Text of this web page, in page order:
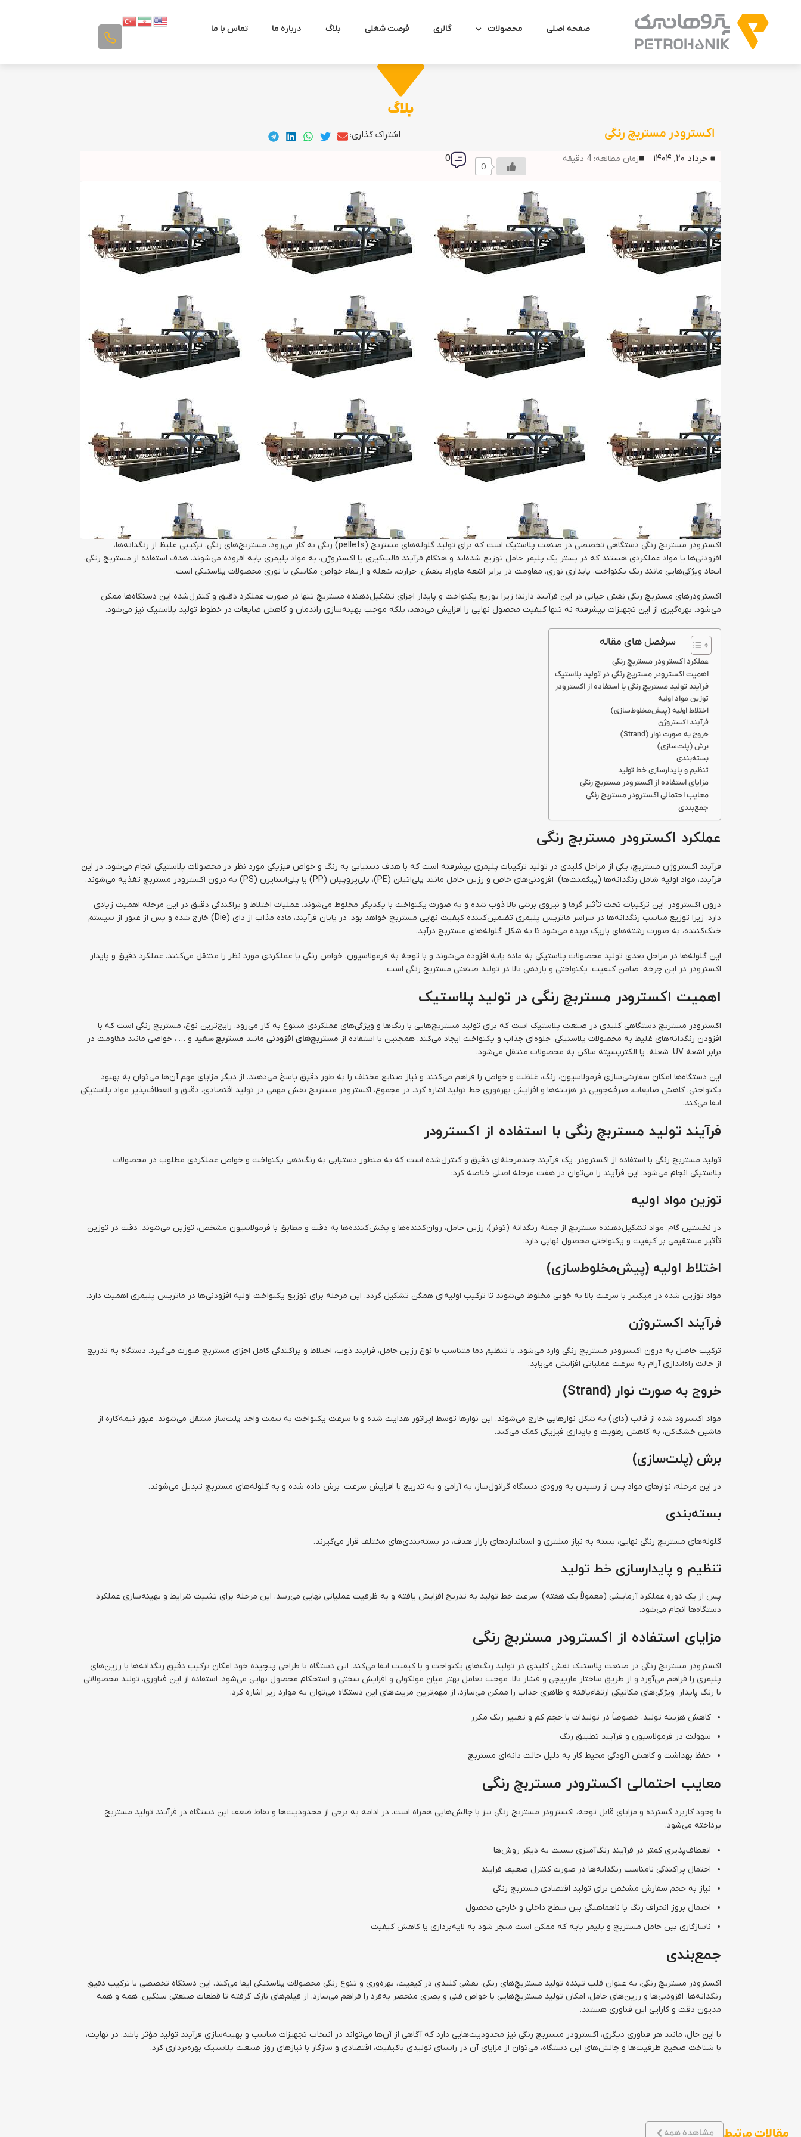
صفحه اصلی محصولات گالری فرصت شغلی بلاگ درباره ما تماس با ما
بلاگ
اکسترودر مستربچ رنگی
اشتراک گذاری:
خرداد ۲۰, ۱۴۰۴
زمان مطالعه: 4 دقیقه
0
0
اکسترودر مستربچ رنگی دستگاهی تخصصی در صنعت پلاستیک است که برای تولید گلوله‌های مستربچ (pellets) رنگی به کار می‌رود. مستربچ‌های رنگی، ترکیبی غلیظ از رنگدانه‌ها،
افزودنی‌ها یا مواد عملکردی هستند که در بستر یک پلیمر حامل توزیع شده‌اند و هنگام فرآیند قالب‌گیری یا اکستروژن، به مواد پلیمری پایه افزوده می‌شوند. هدف استفاده از مستربچ رنگی،
ایجاد ویژگی‌هایی مانند رنگ یکنواخت، پایداری نوری، مقاومت در برابر اشعه ماوراء بنفش، حرارت، شعله و ارتقاء خواص مکانیکی یا نوری محصولات پلاستیکی است.
اکسترودرهای مستربچ رنگی نقش حیاتی در این فرآیند دارند؛ زیرا توزیع یکنواخت و پایدار اجزای تشکیل‌دهنده مستربچ تنها در صورت عملکرد دقیق و کنترل‌شده این دستگاه‌ها ممکن
می‌شود. بهره‌گیری از این تجهیزات پیشرفته نه تنها کیفیت محصول نهایی را افزایش می‌دهد، بلکه موجب بهینه‌سازی راندمان و کاهش ضایعات در خطوط تولید پلاستیک نیز می‌شود.
سرفصل های مقاله
عملکرد اکسترودر مستربچ رنگی
اهمیت اکسترودر مستربچ رنگی در تولید پلاستیک
فرآیند تولید مستربچ رنگی با استفاده از اکسترودر
توزین مواد اولیه
اختلاط اولیه (پیش‌مخلوط‌سازی)
فرآیند اکستروژن
خروج به صورت نوار (Strand)
برش (پلت‌سازی)
بسته‌بندی
تنظیم و پایدارسازی خط تولید
مزایای استفاده از اکسترودر مستربچ رنگی
معایب احتمالی اکسترودر مستربچ رنگی
جمع‌بندی
عملکرد اکسترودر مستربچ رنگی
فرآیند اکستروژن مستربچ، یکی از مراحل کلیدی در تولید ترکیبات پلیمری پیشرفته است که با هدف دستیابی به رنگ و خواص فیزیکی مورد نظر در محصولات پلاستیکی انجام می‌شود. در این
فرآیند، مواد اولیه شامل رنگدانه‌ها (پیگمنت‌ها)، افزودنی‌های خاص و رزین حامل مانند پلی‌اتیلن (PE)، پلی‌پروپیلن (PP) یا پلی‌استایرن (PS) به درون اکسترودر مستربچ تغذیه می‌شوند.
درون اکسترودر، این ترکیبات تحت تأثیر گرما و نیروی برشی بالا ذوب شده و به‌ صورت یکنواخت با یکدیگر مخلوط می‌شوند. عملیات اختلاط و پراکندگی دقیق در این مرحله اهمیت زیادی
دارد، زیرا توزیع مناسب رنگدانه‌ها در سراسر ماتریس پلیمری تضمین‌کننده کیفیت نهایی مستربچ خواهد بود. در پایان فرآیند، ماده مذاب از دای (Die) خارج شده و پس از عبور از سیستم
خنک‌کننده، به صورت رشته‌های باریک بریده می‌شود تا به شکل گلوله‌های مستربچ درآید.
این گلوله‌ها در مراحل بعدی تولید محصولات پلاستیکی به ماده پایه افزوده می‌شوند و با توجه به فرمولاسیون، خواص رنگی یا عملکردی مورد نظر را منتقل می‌کنند. عملکرد دقیق و پایدار
اکسترودر در این چرخه، ضامن کیفیت، یکنواختی و بازدهی بالا در تولید صنعتی مستربچ رنگی است.
اهمیت اکسترودر مستربچ رنگی در تولید پلاستیک
اکسترودر مستربچ دستگاهی کلیدی در صنعت پلاستیک است که برای تولید مستربچ‌هایی با رنگ‌ها و ویژگی‌های عملکردی متنوع به کار می‌رود. رایج‌ترین نوع، مستربچ رنگی است که با
افزودن رنگدانه‌های غلیظ به محصولات پلاستیکی، جلوه‌ای جذاب و یکنواخت ایجاد می‌کند. همچنین با استفاده از مستربچ‌های افزودنی مانند مستربچ سفید و … ، خواصی مانند مقاومت در
برابر اشعه UV، شعله، یا الکتریسیته ساکن به محصولات منتقل می‌شود.
این دستگاه‌ها امکان سفارشی‌سازی فرمولاسیون، رنگ، غلظت و خواص را فراهم می‌کنند و نیاز صنایع مختلف را به طور دقیق پاسخ می‌دهند. از دیگر مزایای مهم آن‌ها می‌توان به بهبود
یکنواختی، کاهش ضایعات، صرفه‌جویی در هزینه‌ها و افزایش بهره‌وری خط تولید اشاره کرد. در مجموع، اکسترودر مستربچ نقش مهمی در تولید اقتصادی، دقیق و انعطاف‌پذیر مواد پلاستیکی
ایفا می‌کند.
فرآیند تولید مستربچ رنگی با استفاده از اکسترودر
تولید مستربچ رنگی با استفاده از اکسترودر، یک فرآیند چندمرحله‌ای دقیق و کنترل‌شده است که به منظور دستیابی به رنگ‌دهی یکنواخت و خواص عملکردی مطلوب در محصولات
پلاستیکی انجام می‌شود. این فرآیند را می‌توان در هفت مرحله اصلی خلاصه کرد:
توزین مواد اولیه
در نخستین گام، مواد تشکیل‌دهنده مستربچ از جمله رنگدانه (تونر)، رزین حامل، روان‌کننده‌ها و پخش‌کننده‌ها به دقت و مطابق با فرمولاسیون مشخص، توزین می‌شوند. دقت در توزین
تأثیر مستقیمی بر کیفیت و یکنواختی محصول نهایی دارد.
اختلاط اولیه (پیش‌مخلوط‌سازی)
مواد توزین شده در میکسر با سرعت بالا به خوبی مخلوط می‌شوند تا ترکیب اولیه‌ای همگن تشکیل گردد. این مرحله برای توزیع یکنواخت اولیه افزودنی‌ها در ماتریس پلیمری اهمیت دارد.
فرآیند اکستروژن
ترکیب حاصل به درون اکسترودر مستربچ رنگی وارد می‌شود. با تنظیم دما متناسب با نوع رزین حامل، فرایند ذوب، اختلاط و پراکندگی کامل اجزای مستربچ صورت می‌گیرد. دستگاه به تدریج
از حالت راه‌اندازی آرام به سرعت عملیاتی افزایش می‌یابد.
خروج به صورت نوار (Strand)
مواد اکسترود شده از قالب (دای) به شکل نوارهایی خارج می‌شوند. این نوارها توسط اپراتور هدایت شده و با سرعت یکنواخت به سمت واحد پلت‌ساز منتقل می‌شوند. عبور نیمه‌کاره از
ماشین خشک‌کن، به کاهش رطوبت و پایداری فیزیکی کمک می‌کند.
برش (پلت‌سازی)
در این مرحله، نوارهای مواد پس از رسیدن به ورودی دستگاه گرانول‌ساز، به آرامی و به تدریج با افزایش سرعت، برش داده شده و به گلوله‌های مستربچ تبدیل می‌شوند.
بسته‌بندی
گلوله‌های مستربچ رنگی نهایی، بسته به نیاز مشتری و استانداردهای بازار هدف، در بسته‌بندی‌های مختلف قرار می‌گیرند.
تنظیم و پایدارسازی خط تولید
پس از یک دوره عملکرد آزمایشی (معمولاً یک هفته)، سرعت خط تولید به تدریج افزایش یافته و به ظرفیت عملیاتی نهایی می‌رسد. این مرحله برای تثبیت شرایط و بهینه‌سازی عملکرد
دستگاه‌ها انجام می‌شود.
مزایای استفاده از اکسترودر مستربچ رنگی
اکسترودر مستربچ رنگی در صنعت پلاستیک نقش کلیدی در تولید رنگ‌های یکنواخت و با کیفیت ایفا می‌کند. این دستگاه با طراحی پیچیده خود امکان ترکیب دقیق رنگدانه‌ها با رزین‌های
پلیمری را فراهم می‌آورد و از طریق ساختار مارپیچی و فشار بالا، موجب تعامل بهتر میان مولکولی و افزایش سختی و استحکام محصول نهایی می‌شود. استفاده از این فناوری، تولید محصولاتی
با رنگ پایدار، ویژگی‌های مکانیکی ارتقاءیافته و ظاهری جذاب را ممکن می‌سازد. از مهم‌ترین مزیت‌های این دستگاه می‌توان به موارد زیر اشاره کرد.
کاهش هزینه تولید، خصوصاً در تولیدات با حجم کم و تغییر رنگ مکرر
سهولت در فرمولاسیون و فرآیند تطبیق رنگ
حفظ بهداشت و کاهش آلودگی محیط کار به دلیل حالت دانه‌ای مستربچ
معایب احتمالی اکسترودر مستربچ رنگی
با وجود کاربرد گسترده و مزایای قابل توجه، اکسترودر مستربچ رنگی نیز با چالش‌هایی همراه است. در ادامه به برخی از محدودیت‌ها و نقاط ضعف این دستگاه در فرآیند تولید مستربچ
پرداخته می‌شود.
انعطاف‌پذیری کمتر در فرآیند رنگ‌آمیزی نسبت به دیگر روش‌ها
احتمال پراکندگی نامناسب رنگدانه‌ها در صورت کنترل ضعیف فرایند
نیاز به حجم سفارش مشخص برای تولید اقتصادی مستربچ رنگی
احتمال بروز انحراف رنگ یا ناهماهنگی بین سطح داخلی و خارجی محصول
ناسازگاری بین حامل مستربچ و پلیمر پایه که ممکن است منجر شود به لایه‌برداری یا کاهش کیفیت
جمع‌بندی
اکسترودر مستربچ رنگی، به عنوان قلب تپنده تولید مستربچ‌های رنگی، نقشی کلیدی در کیفیت، بهره‌وری و تنوع رنگی محصولات پلاستیکی ایفا می‌کند. این دستگاه تخصصی با ترکیب دقیق
رنگدانه‌ها، افزودنی‌ها و رزین‌های حامل، امکان تولید مستربچ‌هایی با خواص فنی و بصری منحصر به‌فرد را فراهم می‌سازد. از فیلم‌های نازک گرفته تا قطعات صنعتی سنگین، همه و همه
مدیون دقت و کارایی این فناوری هستند.
با این حال، مانند هر فناوری دیگری، اکسترودر مستربچ رنگی نیز محدودیت‌هایی دارد که آگاهی از آن‌ها می‌تواند در انتخاب تجهیزات مناسب و بهینه‌سازی فرآیند تولید مؤثر باشد. در نهایت،
با شناخت صحیح ظرفیت‌ها و چالش‌های این دستگاه، می‌توان از مزایای آن در راستای تولیدی باکیفیت، اقتصادی و سازگار با نیازهای روز صنعت پلاستیک بهره‌برداری کرد.
مشاهده همه